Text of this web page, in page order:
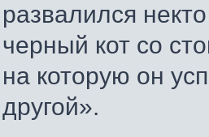
развалился
черный кот со
на которую он
другой».